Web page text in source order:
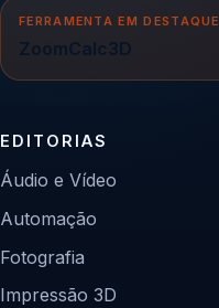
FERRAMENTA EM DESTAQUE
ZoomCalc3D
EDITORIAS
Áudio e Vídeo
Automação
Fotografia
Impressão 3D